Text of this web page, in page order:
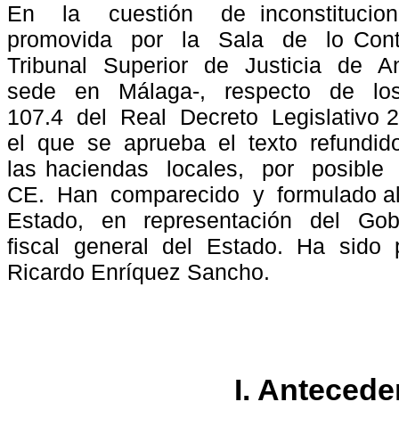
En la cuestión
de
promovida
por la Sala de
lo
Tribunal
Superior de Justicia de
sede
en Málaga-, respecto de
107.4 del Real Decreto
Legislativo
el
que se aprueba el texto
las haciendas
locales, por
posible
CE.
Han comparecido y formulado
Estado,
en representación del
fiscal general del Estado. Ha sido
Ricardo Enríquez Sancho.
I.